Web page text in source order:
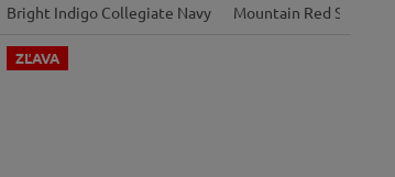
Bright Indigo Collegiate Navy Mountain Red Shark
ZĽAVA